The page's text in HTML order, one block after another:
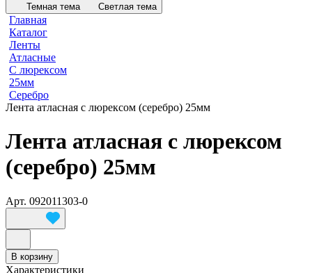
Темная тема Светлая тема
Главная
Каталог
Ленты
Атласные
С люрексом
25мм
Серебро
Лента атласная с люрексом (серебро) 25мм
Лента атласная с люрексом
(серебро) 25мм
Арт. 092011303-0
В корзину
Характеристики